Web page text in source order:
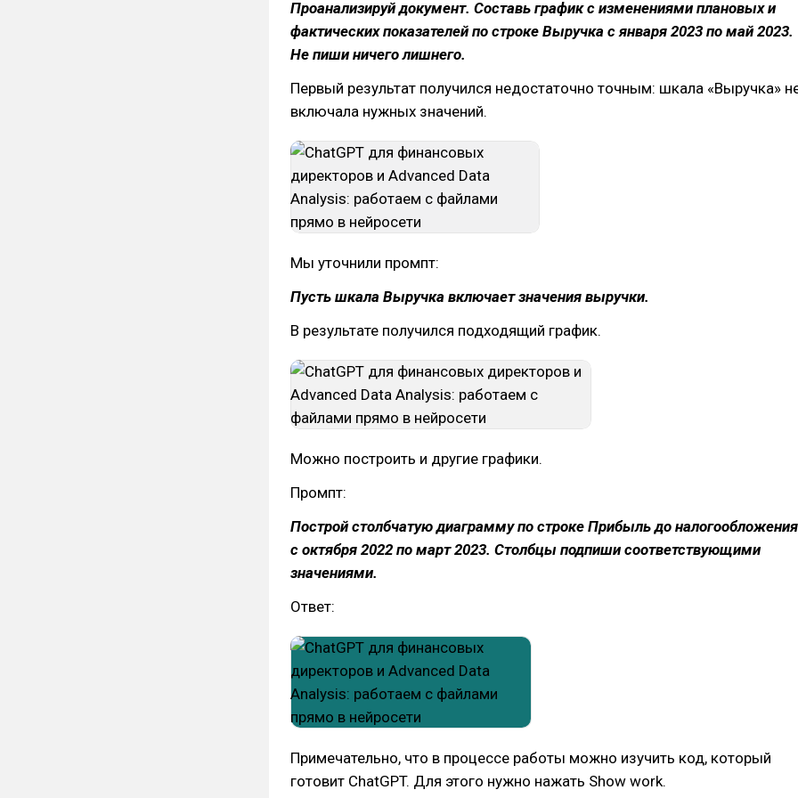
Проанализируй документ. Составь график с изменениями плановых и
фактических показателей по строке Выручка с января 2023 по май 2023.
Не пиши ничего лишнего.
Первый результат получился недостаточно точным: шкала «Выручка»
включала нужных значений.
Мы уточнили промпт:
Пусть шкала Выручка включает значения выручки.
В результате получился подходящий график.
Можно построить и другие графики.
Промпт:
Построй столбчатую диаграмму по строке Прибыль до налогообложения
с октября 2022 по март 2023. Столбцы подпиши соответствующими
значениями.
Ответ:
Примечательно, что в процессе работы можно изучить код, который
готовит ChatGPT. Для этого нужно нажать Show work.